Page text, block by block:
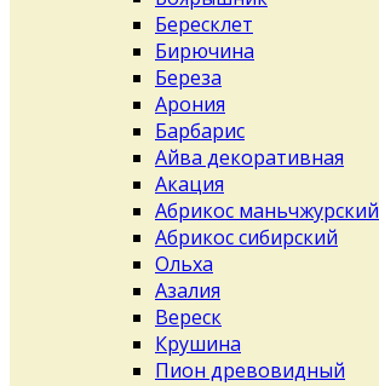
Бересклет
Бирючина
Береза
Арония
Барбарис
Айва декоративная
Акация
Абрикос маньчжурский
Абрикос сибирский
Ольха
Азалия
Вереск
Крушина
Пион древовидный